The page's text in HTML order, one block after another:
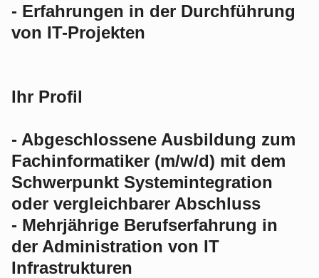
- Erfahrungen in der Durchführung
von IT-Projekten
Ihr Profil
- Abgeschlossene Ausbildung zum
Fachinformatiker (m/w/d) mit dem
Schwerpunkt Systemintegration
oder vergleichbarer Abschluss
- Mehrjährige Berufserfahrung in
der Administration von IT
Infrastrukturen